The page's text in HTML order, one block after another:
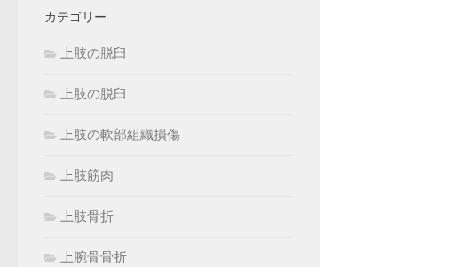
カテゴリー
上肢の脱臼
上肢の脱臼
上肢の軟部組織損傷
上肢筋肉
上肢骨折
上腕骨骨折